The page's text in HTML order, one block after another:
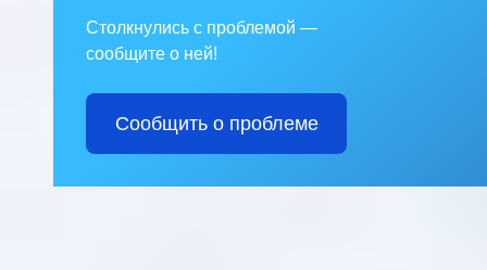
Столкнулись с проблемой —
сообщите о ней!
Сообщить о проблеме